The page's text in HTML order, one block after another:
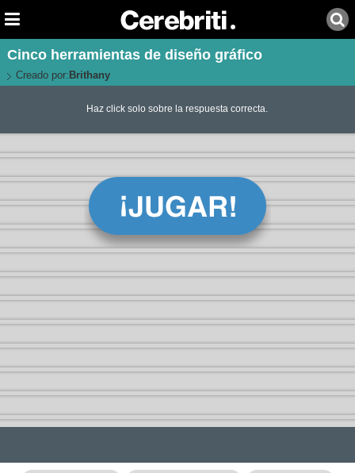
Cinco herramientas de diseño gráfico
Creado por: Brithany
Haz click solo sobre la respuesta correcta.